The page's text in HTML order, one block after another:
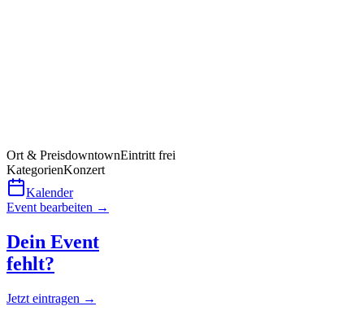
Ort & PreisdowntownEintritt frei
KategorienKonzert
Kalender
Event bearbeiten →
Dein Event
fehlt?
Jetzt eintragen →